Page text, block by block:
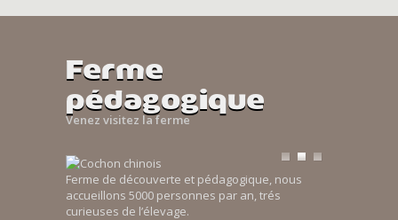
Ferme
pédagogique
Venez visitez la ferme
Ferme de découverte et pédagogique, nous
accueillons 5000 personnes par an, trés
curieuses de l’élevage.